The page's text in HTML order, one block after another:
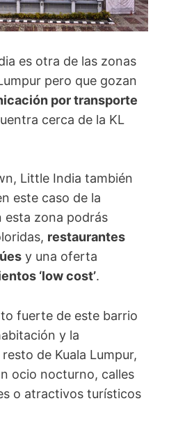
es otra de las zonas
pero que gozan
por transporte
cerca de la KL
Little India también
este caso de la
esta zona podrás
restaurantes
y una oferta
‘low cost’.
fuerte de este barrio
y la
de Kuala Lumpur,
ocio nocturno, calles
o atractivos turísticos